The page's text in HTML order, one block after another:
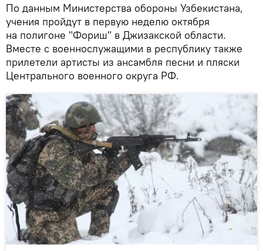
По данным Министерства обороны Узбекистана,
учения пройдут в первую неделю октября
на полигоне "Фориш" в Джизакской области.
Вместе с военнослужащими в республику также
прилетели артисты из ансамбля песни и пляски
Центрального военного округа РФ.